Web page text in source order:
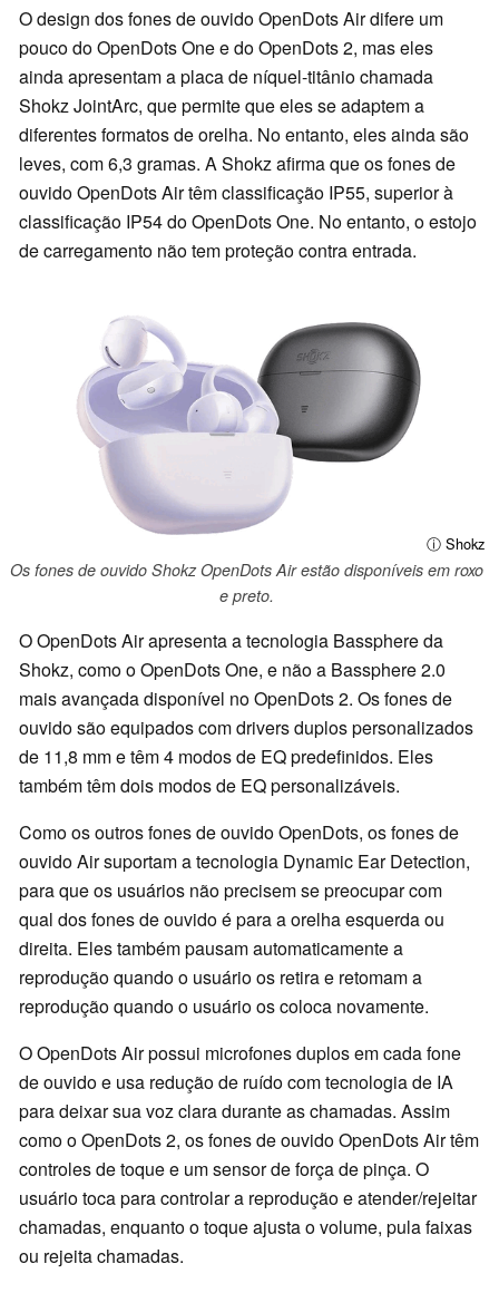
O design dos fones de ouvido OpenDots Air difere um
pouco do OpenDots One e do OpenDots 2, mas eles
ainda apresentam a placa de níquel-titânio chamada
Shokz JointArc, que permite que eles se adaptem a
diferentes formatos de orelha. No entanto, eles ainda são
leves, com 6,3 gramas. A Shokz afirma que os fones de
ouvido OpenDots Air têm classificação IP55, superior à
classificação IP54 do OpenDots One. No entanto, o estojo
de carregamento não tem proteção contra entrada.
ⓘ Shokz
Os fones de ouvido Shokz OpenDots Air estão disponíveis em roxo
e preto.
O OpenDots Air apresenta a tecnologia Bassphere da
Shokz, como o OpenDots One, e não a Bassphere 2.0
mais avançada disponível no OpenDots 2. Os fones de
ouvido são equipados com drivers duplos personalizados
de 11,8 mm e têm 4 modos de EQ predefinidos. Eles
também têm dois modos de EQ personalizáveis.
Como os outros fones de ouvido OpenDots, os fones de
ouvido Air suportam a tecnologia Dynamic Ear Detection,
para que os usuários não precisem se preocupar com
qual dos fones de ouvido é para a orelha esquerda ou
direita. Eles também pausam automaticamente a
reprodução quando o usuário os retira e retomam a
reprodução quando o usuário os coloca novamente.
O OpenDots Air possui microfones duplos em cada fone
de ouvido e usa redução de ruído com tecnologia de IA
para deixar sua voz clara durante as chamadas. Assim
como o OpenDots 2, os fones de ouvido OpenDots Air têm
controles de toque e um sensor de força de pinça. O
usuário toca para controlar a reprodução e atender/rejeitar
chamadas, enquanto o toque ajusta o volume, pula faixas
ou rejeita chamadas.